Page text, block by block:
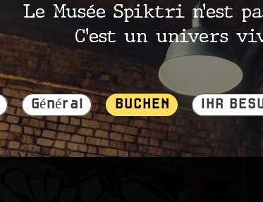
Le Musée Spiktri n’est
C’est un univers
Général BUCHEN IHR